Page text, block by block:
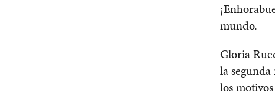
mundo.
Gloria
la
los